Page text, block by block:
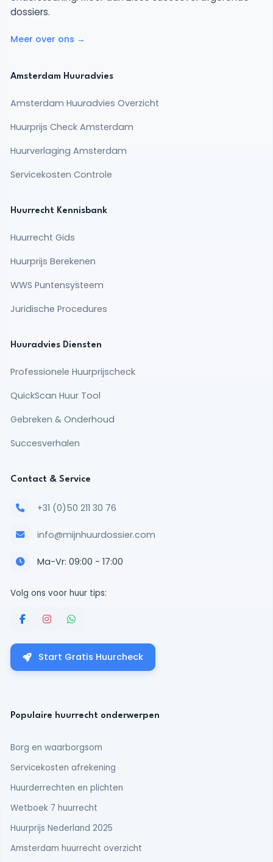
dossiers.
Meer over ons →
Amsterdam Huuradvies
Amsterdam Huuradvies Overzicht
Huurprijs Check Amsterdam
Huurverlaging Amsterdam
Servicekosten Controle
Huurrecht Kennisbank
Huurrecht Gids
Huurprijs Berekenen
WWS Puntensysteem
Juridische Procedures
Huuradvies Diensten
Professionele Huurprijscheck
QuickScan Huur Tool
Gebreken & Onderhoud
Succesverhalen
Contact & Service
+31 (0)50 211 30 76
info@mijnhuurdossier.com
Ma-Vr: 09:00 - 17:00
Volg ons voor huur tips:
Start Gratis Huurcheck
Populaire huurrecht onderwerpen
Borg en waarborgsom
Servicekosten afrekening
Huurderrechten en plichten
Wetboek 7 huurrecht
Huurprijs Nederland 2025
Amsterdam huurrecht overzicht